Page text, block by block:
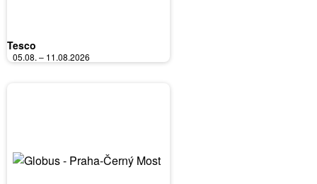
Tesco
05.08. – 11.08.2026